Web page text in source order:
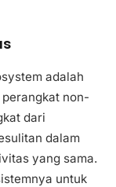
adalah
non-
dari
dalam
yang sama.
untuk